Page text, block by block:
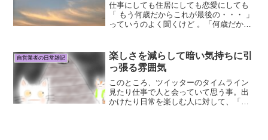
仕事にしても住居にしても恋愛にしても
「 もう何歳だからこれが最後の・・・ 」
っていうのよく聞くけど 。「何歳だか
う。最後と決めてしまうとそこから守り
に入る。素敵な事...
自営業者の日常雑記
楽しさを減らして暗い気持ちに引
っ張る雰囲気
このところ、ツイッターのタイムライン
見たり仕事で人と会っていて思う事。出
かけたり日常を楽しむ人に対して、「コ